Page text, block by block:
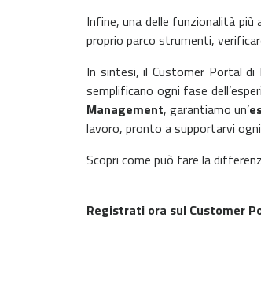
Infine, una delle funzionalità
proprio parco strumenti,
In sintesi, il Customer Portal
semplificano ogni fase
Management, garantiamo un’
lavoro, pronto a supportarvi
Scopri come può fare la
Registrati ora sul Customer